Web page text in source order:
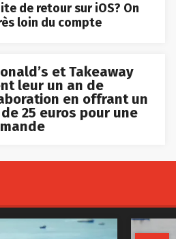
de retour sur iOS? On
loin du compte
et Takeaway
leur un an de
en offrant un
de 25 euros pour une